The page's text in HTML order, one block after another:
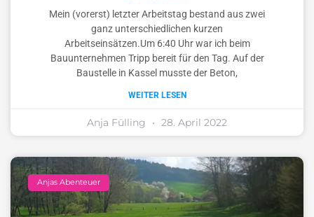
Mein (vorerst) letzter Arbeitstag bestand aus zwei
ganz unterschiedlichen kurzen
Arbeitseinsätzen.Um 6:40 Uhr war ich beim
Bauunternehmen Tripp bereit für den Tag. Auf der
Baustelle in Kassel musste der Beton,
WEITER LESEN
Anja Fülling 28. April 2022
Anjas Abenteuer